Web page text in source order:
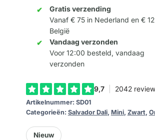
Zacht
zelfportret
gebakken
Gratis verzending
Vanaf € 75 in Nederland en €
België
Vandaag verzonden
Voor 12:00 besteld, vandaag
verzonden
Artikelnummer: SD01
Categorieën: Salvador Dali, Mini, Zwart,
Nieuw